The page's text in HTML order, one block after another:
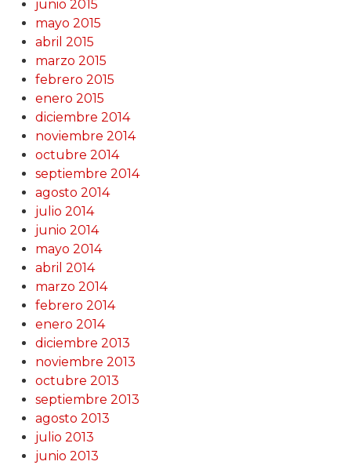
junio 2015
mayo 2015
abril 2015
marzo 2015
febrero 2015
enero 2015
diciembre 2014
noviembre 2014
octubre 2014
septiembre 2014
agosto 2014
julio 2014
junio 2014
mayo 2014
abril 2014
marzo 2014
febrero 2014
enero 2014
diciembre 2013
noviembre 2013
octubre 2013
septiembre 2013
agosto 2013
julio 2013
junio 2013